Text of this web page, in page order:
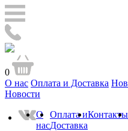
0
О нас Оплата и Доставка
Новости
О
нас
Оплата и
Доставка
Контакты